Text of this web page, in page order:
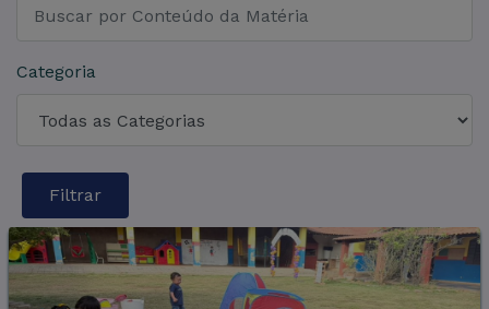
Categoria
Filtrar